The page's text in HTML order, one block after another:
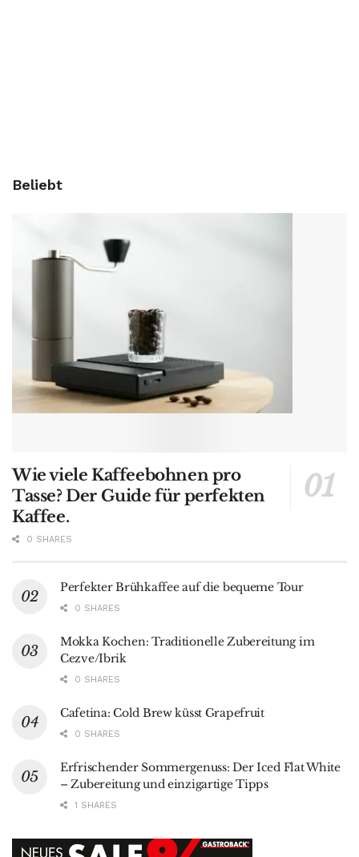
Beliebt
Wie viele Kaffeebohnen pro
Tasse? Der Guide für perfekten
Kaffee.
0 SHARES
Perfekter Brühkaffee auf die bequeme Tour
0 SHARES
Mokka Kochen: Traditionelle Zubereitung im
Cezve/Ibrik
0 SHARES
Cafetina: Cold Brew küsst Grapefruit
0 SHARES
Erfrischender Sommergenuss: Der Iced Flat White
– Zubereitung und einzigartige Tipps
1 SHARES